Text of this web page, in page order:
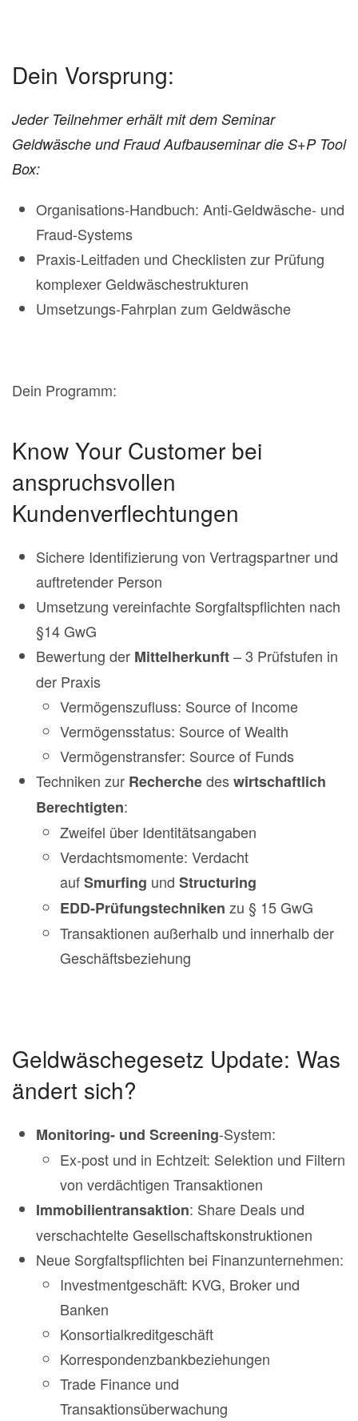
Dein Vorsprung:
Jeder Teilnehmer erhält mit dem Seminar
Geldwäsche und Fraud Aufbauseminar die S+P Tool
Box:
Organisations-Handbuch: Anti-Geldwäsche- und
Fraud-Systems
Praxis-Leitfaden und Checklisten zur Prüfung
komplexer Geldwäschestrukturen
Umsetzungs-Fahrplan zum Geldwäsche
Dein Programm:
Know Your Customer bei
anspruchsvollen
Kundenverflechtungen
Sichere Identifizierung von Vertragspartner und
auftretender Person
Umsetzung vereinfachte Sorgfaltspflichten nach
§14 GwG
Bewertung der Mittelherkunft– 3 Prüfstufen in
der Praxis
Vermögenszufluss: Source of Income
Vermögensstatus: Source of Wealth
Vermögenstransfer: Source of Funds
Techniken zur Recherchedeswirtschaftlich
Berechtigten:
Zweifel über Identitätsangaben
Verdachtsmomente: Verdacht
aufSmurfing und Structuring
EDD-Prüfungstechniken zu § 15 GwG
Transaktionen außerhalb und innerhalb der
Geschäftsbeziehung
Geldwäschegesetz Update: Was
ändert sich?
Monitoring- und Screening-System:
Ex-post und in Echtzeit: Selektion und Filtern
von verdächtigen Transaktionen
Immobilientransaktion: Share Deals und
verschachtelte Gesellschaftskonstruktionen
Neue Sorgfaltspflichten bei Finanzunternehmen:
Investmentgeschäft: KVG, Broker und
Banken
Konsortialkreditgeschäft
Korrespondenzbankbeziehungen
Trade Finance und
Transaktionsüberwachung